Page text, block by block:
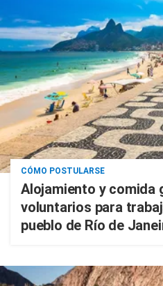
CÓMO POSTULARSE
Alojamiento y comida
voluntarios para
pueblo de Río de